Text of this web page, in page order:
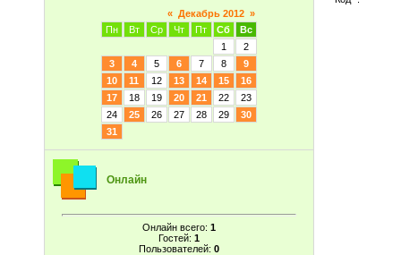
« Декабрь 2012 »
Пн
Вт Ср Чт Пт Сб
Вс
1
2
3
4 5 6 7 8
9
10
11 12 13 14 15
16
17
18 19 20 21 22
23
24
25 26 27 28 29
30
31
Онлайн
Онлайн всего: 1
Гостей: 1
Пользователей: 0